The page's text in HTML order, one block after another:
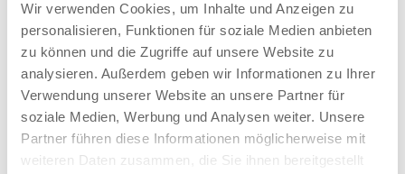
Wir verwenden Cookies, um Inhalte und Anzeigen zu
personalisieren, Funktionen für soziale Medien anbieten
zu können und die Zugriffe auf unsere Website zu
analysieren. Außerdem geben wir Informationen zu Ihrer
Verwendung unserer Website an unsere Partner für
soziale Medien, Werbung und Analysen weiter. Unsere
Partner führen diese Informationen möglicherweise mit
weiteren Daten zusammen, die Sie ihnen bereitgestellt
TERRASSENPLATTEN